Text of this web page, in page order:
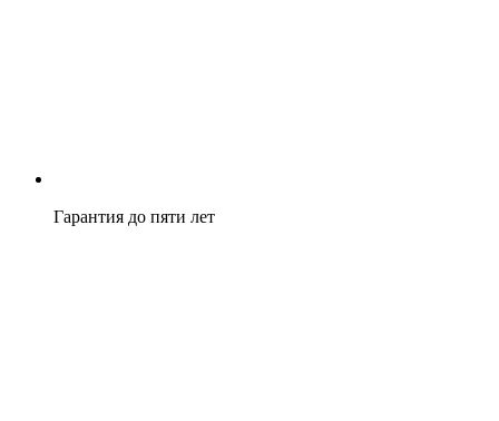
Гарантия до пяти лет